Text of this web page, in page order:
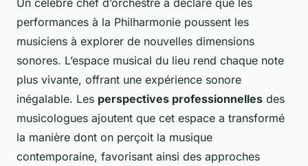
Un célèbre chef d’orchestre a déclaré que les
performances à la Philharmonie poussent les
musiciens à explorer de nouvelles dimensions
sonores. L’espace musical du lieu rend chaque note
plus vivante, offrant une expérience sonore
inégalable. Les perspectives professionnelles des
musicologues ajoutent que cet espace a transformé
la manière dont on perçoit la musique
contemporaine, favorisant ainsi des approches